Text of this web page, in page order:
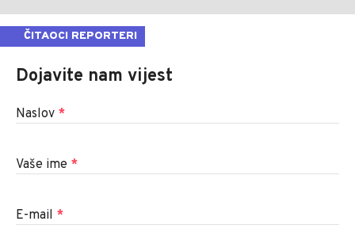
ČITAOCI REPORTERI
Dojavite nam vijest
Naslov *
Vaše ime *
E-mail *